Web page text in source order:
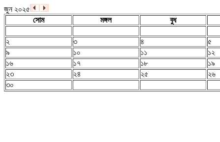
জুন ২০২৫
সোম
মঙ্গল বুধ
২ ৩ ৪
৫
৯
১০ ১১
১২
১৬
১৭ ১৮
১৯
২৩
২৪ ২৫
২৬
৩০